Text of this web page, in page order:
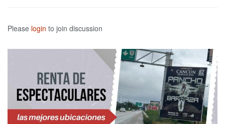
Please login to join discussion